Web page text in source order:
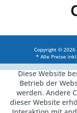
Copyright ©
* Alle Preise
Diese Website
Betrieb der
werden. Andere
dieser Website